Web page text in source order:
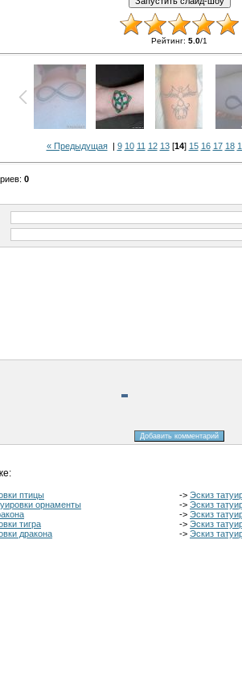
Рейтинг: 5.0/1
« Предыдущая| 9 10 11 12 13[14] 15 16 17 18
: 0
птицы -> Эскиз
орнаменты -> Эскиз
-> Эскиз
тигра -> Эскиз
дракона -> Эскиз